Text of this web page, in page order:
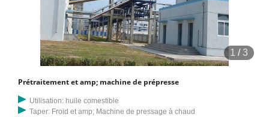
1 /3
Prétraitement et amp; machine de prépresse
Utilisation: huile comestible
Taper: Froid et amp; Machine de pressage à chaud